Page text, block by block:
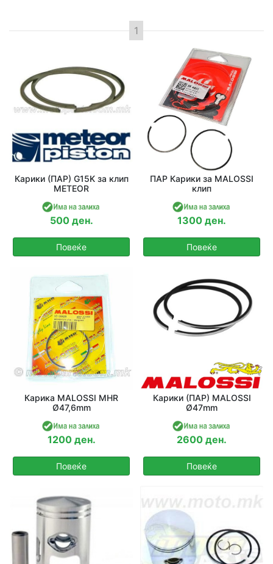
Барај
Карики (ПАР) G15K за клип
METEOR
500 ден.
Повеќе
ПАР Карики за MALOSSI
клип
1300 ден.
Повеќе
Карика MALOSSI MHR
Ø47,6mm
1200 ден.
Повеќе
Карики (ПАР) MALOSSI
Ø47mm
2600 ден.
Повеќе